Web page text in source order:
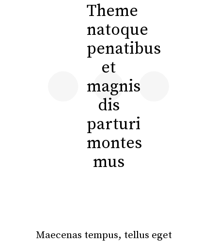
Theme
natoque
penatibus
et
magnis
dis
parturi
montes
mus
Maecenas tempus, tellus eget